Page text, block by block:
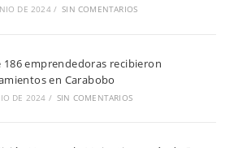
DE 2024 / SIN COMENTARIOS
186 emprendedoras recibieron
en Carabobo
DE 2024 / SIN COMENTARIOS